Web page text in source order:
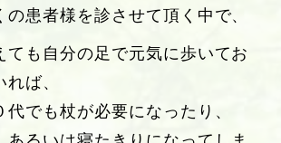
の患者様を診させて頂く中で、
ても自分の足で元気に歩いてお
ば、
代でも杖が必要になったり、